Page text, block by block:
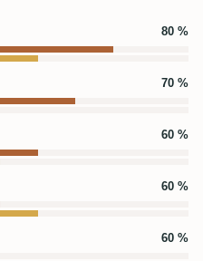
80 %
70 %
60 %
60 %
60 %